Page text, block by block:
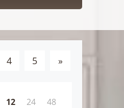
4 5 »
12 24 48